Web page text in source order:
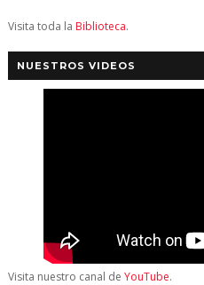
Visita toda la Biblioteca.
NUESTROS VIDEOS
Visita nuestro canal de YouTube.